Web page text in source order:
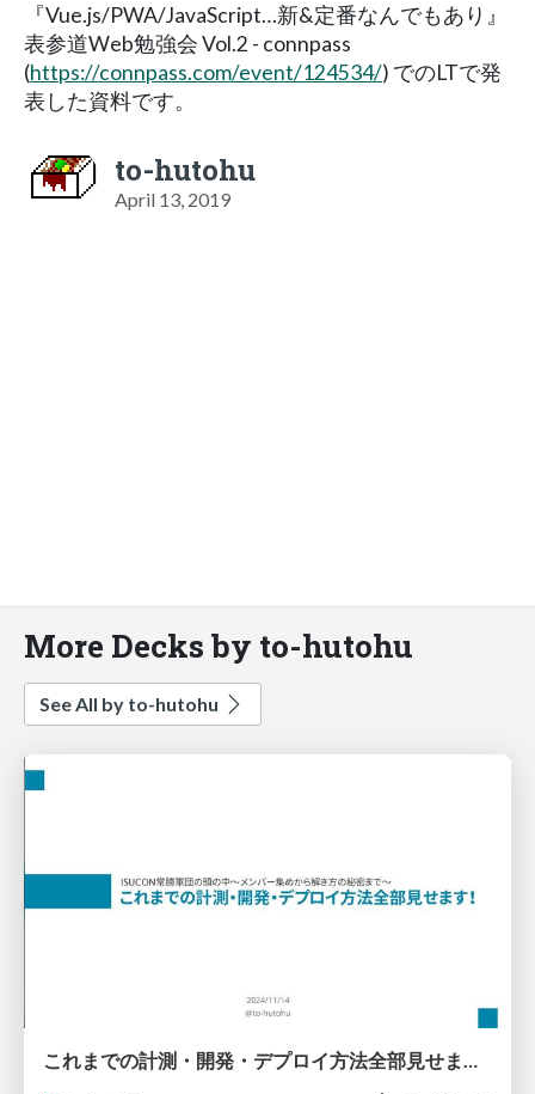
『Vue.js/PWA/JavaScript…新&定番なんでもあり』
表参道Web勉強会 Vol.2 - connpass
(https://connpass.com/event/124534/) でのLTで発
表した資料です。
to-hutohu
April 13, 2019
More Decks by to-hutohu
See All by to-hutohu
これまでの計測・開発・デプロイ方法全部見せます！ / Findy ISUCON 2024-11-14